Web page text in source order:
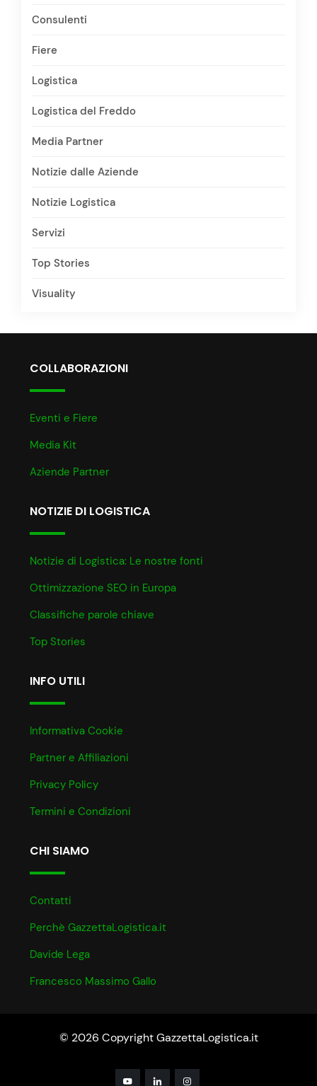
Consulenti
Fiere
Logistica
Logistica del Freddo
Media Partner
Notizie dalle Aziende
Notizie Logistica
Servizi
Top Stories
Visuality
COLLABORAZIONI
Eventi e Fiere
Media Kit
Aziende Partner
NOTIZIE DI LOGISTICA
Notizie di Logistica: Le nostre fonti
Ottimizzazione SEO in Europa
Classifiche parole chiave
Top Stories
INFO UTILI
Informativa Cookie
Partner e Affiliazioni
Privacy Policy
Termini e Condizioni
CHI SIAMO
Contatti
Perchè GazzettaLogistica.it
Davide Lega
Francesco Massimo Gallo
© 2026 Copyright GazzettaLogistica.it